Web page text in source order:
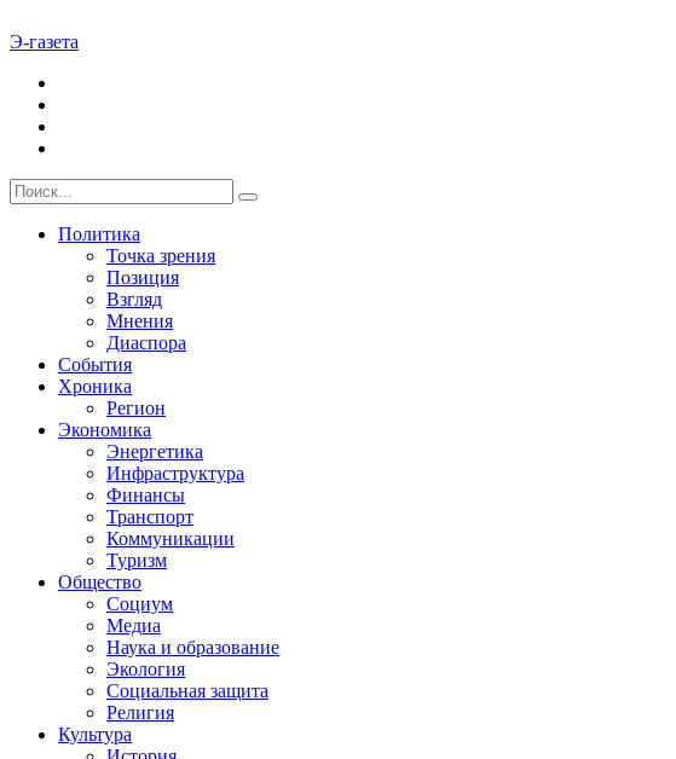
Э-газета
Политика
Точка зрения
Позиция
Взгляд
Мнения
Диаспора
События
Хроника
Регион
Экономика
Энергетика
Инфраструктура
Финансы
Транспорт
Коммуникации
Туризм
Общество
Социум
Медиа
Наука и образование
Экология
Социальная защита
Религия
Культура